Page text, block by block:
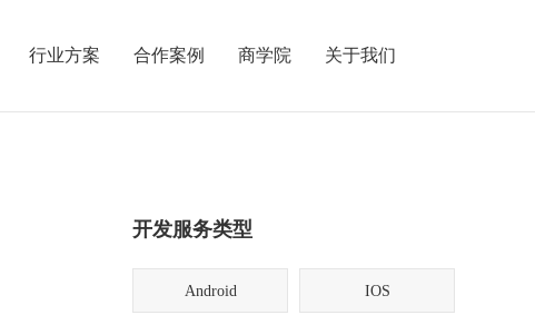
行业方案 合作案例 商学院 关于我们
开发服务类型
Android IOS